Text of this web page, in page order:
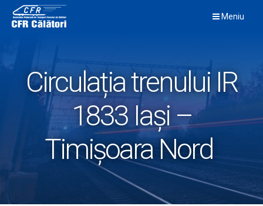
content
Meniu
Circulația trenului IR
1833 Iași –
Timișoara Nord